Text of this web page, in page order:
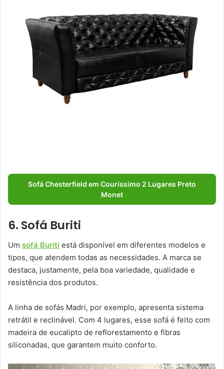
Sofá Chesterfield em Couríssimo 2 Lugares Preto
Monet
6. Sofá Buriti
Um sofá Buriti está disponível em diferentes modelos e
tipos, que atendem todas as necessidades. A marca se
destaca, justamente, pela boa variedade, qualidade e
resistência dos produtos.
A linha de sofás Madri, por exemplo, apresenta sistema
retrátil e reclinável. Com 4 lugares, esse sofá é feito com
madeira de eucalipto de reflorestamento e fibras
siliconadas, que garantem muito conforto.